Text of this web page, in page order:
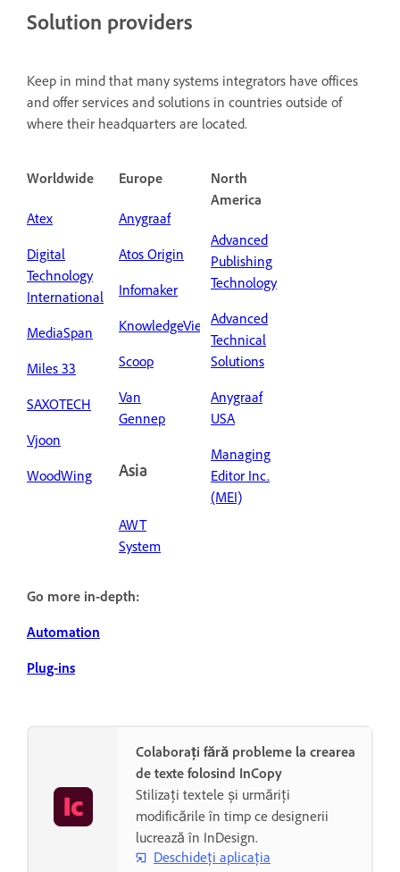
Solution providers
Keep in mind that many systems integrators have offices
and offer services and solutions in countries outside of
where their headquarters are located.
Worldwide
Atex
Digital
Technology
International
MediaSpan
Miles 33
SAXOTECH
Vjoon
WoodWing
Europe
Anygraaf
Atos Origin
Infomaker
KnowledgeView
Scoop
Van
Gennep
Asia
AWT
System
North
America
Advanced
Publishing
Technology
Advanced
Technical
Solutions
Anygraaf
USA
Managing
Editor Inc.
(MEI)
Go more in-depth:
Automation
Plug-ins
Colaborați fără probleme la crearea
de texte folosind InCopy
Stilizați textele și urmăriți
modificările în timp ce designerii
lucrează în InDesign.
Deschideți aplicația